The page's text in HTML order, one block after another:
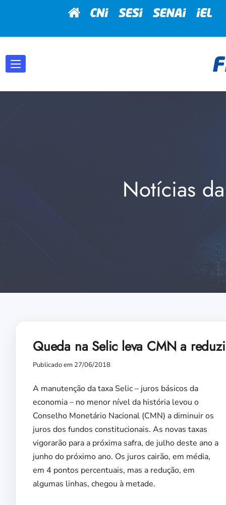
Notícias
Queda na Selic leva CMN a
Publicado em 27/06/2018
A manutenção da taxa Selic – juros básicos da
economia – no menor nível da história levou o
Conselho Monetário Nacional (CMN) a diminuir os
juros dos fundos constitucionais. As novas taxas
vigorarão para a próxima safra, de julho deste ano a
junho do próximo ano. Os juros cairão, em média,
em 4 pontos percentuais, mas a redução, em
algumas linhas, chegou à metade.